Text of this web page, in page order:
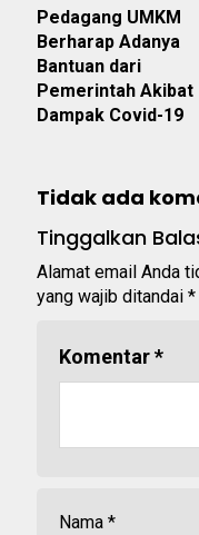
Pedagang UMKM
Berharap Adanya
Bantuan dari
Pemerintah Akibat
Dampak Covid-19
Tidak ada
Tinggalkan
Alamat email Anda
yang wajib ditandai *
Komentar*
Nama *